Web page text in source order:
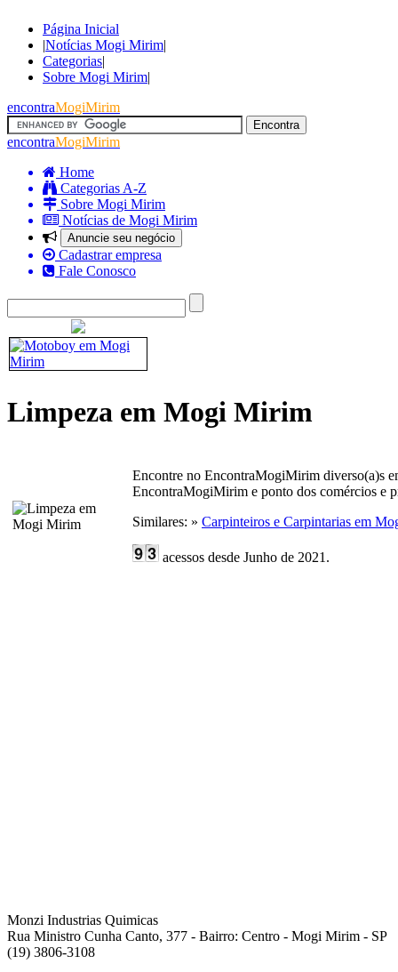
Página Inicial
|Notícias Mogi Mirim|
Categorias|
Sobre Mogi Mirim|
encontraMogiMirim
encontraMogiMirim
Home
Categorias A-Z
Sobre Mogi Mirim
Notícias de Mogi Mirim
Anuncie seu negócio
Cadastrar empresa
Fale Conosco
Limpeza em Mogi Mirim
Encontre no EncontraMogiMirim diverso(a)s
EncontraMogiMirim e ponto dos comércios e
Similares: » Carpinteiros e Carpintarias em
acessos desde Junho de 2021.
Monzi Industrias Quimicas
Rua Ministro Cunha Canto, 377 - Bairro: Centro - Mogi Mirim - SP
(19) 3806-3108